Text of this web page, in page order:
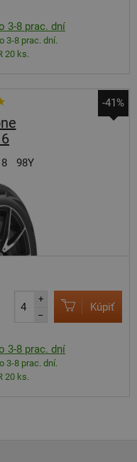
3-8 prac. dní
3-8 prac. dní.
20 ks.
-41%
98Y
+
–
Kúpiť
3-8 prac. dní
3-8 prac. dní.
20 ks.